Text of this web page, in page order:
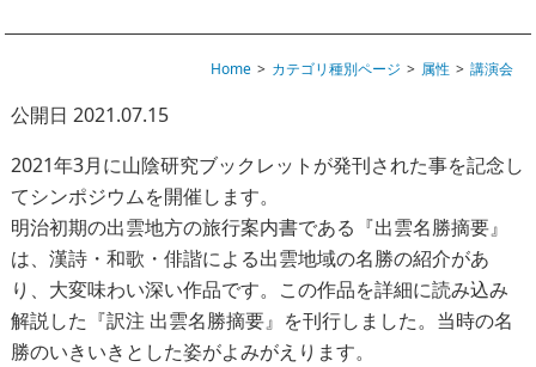
Home カテゴリ種別ページ 属性 講演会
公開日 2021.07.15
2021年3月に山陰研究ブックレットが発刊された事を記念し
てシンポジウムを開催します。
明治初期の出雲地方の旅行案内書である『出雲名勝摘要』
は、漢詩・和歌・俳諧による出雲地域の名勝の紹介があ
り、大変味わい深い作品です。この作品を詳細に読み込み
解説した『訳注 出雲名勝摘要』を刊行しました。当時の名
勝のいきいきとした姿がよみがえります。